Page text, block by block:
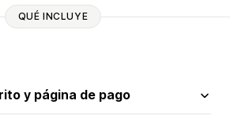
QUÉ INCLUYE
y página de pago